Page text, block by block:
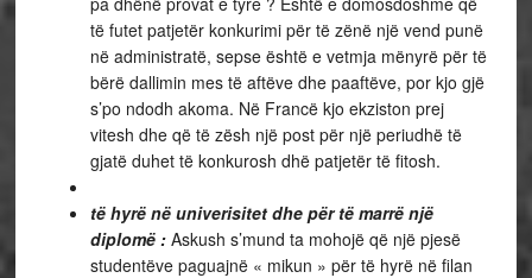
të futet patjetër konkurimi për të zënë një vend punë
në administratë, sepse është e vetmja mënyrë për të
bërë dallimin mes të aftëve dhe paaftëve, por kjo gjë
s’po ndodh akoma. Në Francë kjo ekziston prej
vitesh dhe që të zësh një post për një periudhë të
gjatë duhet të konkurosh dhë patjetër të fitosh.
të hyrë në univerisitet dhe për të marrë një
diplomë :Askush s’mund ta mohojë që një pjesë
studentëve paguajnë « mikun » për të hyrë në filan